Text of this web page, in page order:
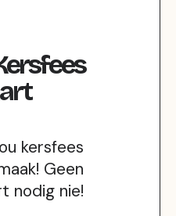
kersfees
Geen
nodig nie!